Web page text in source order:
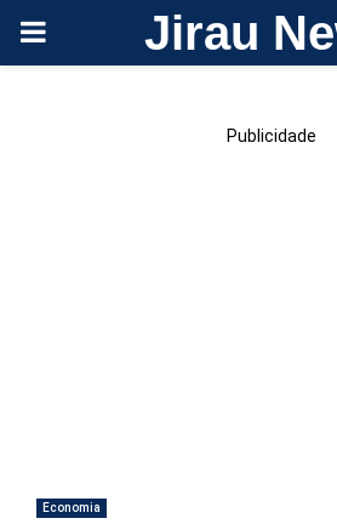
PRIMARY Jirau
Publicidade
Economia